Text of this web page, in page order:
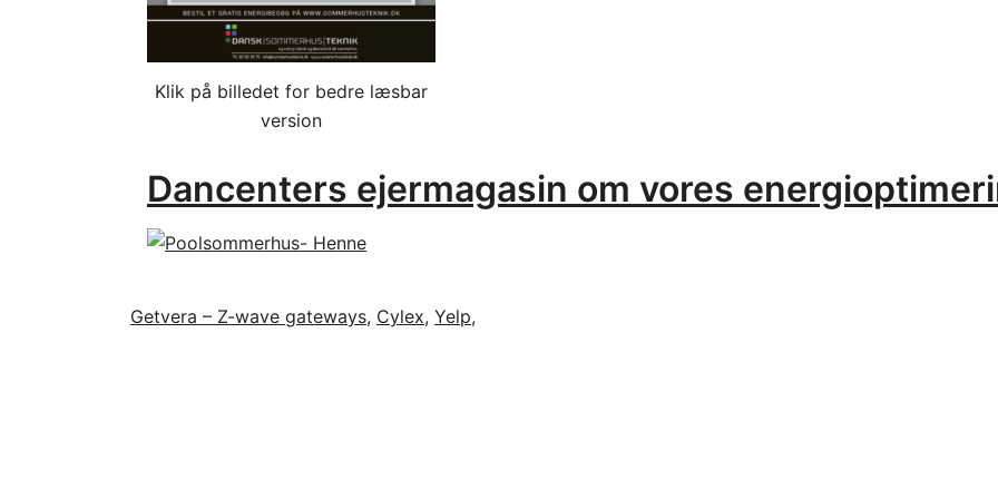
Klik på billedet for bedre læsbar
version
Dancenters ejermagasin om vores
Getvera – Z-wave gateways, Cylex, Yelp,